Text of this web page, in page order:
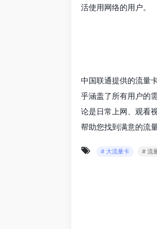
活使用网络的用户。
中国联通提供的流量
乎涵盖了所有用户的
论是日常上网、观看
帮助您找到满意的流
# 大流量卡 # 流